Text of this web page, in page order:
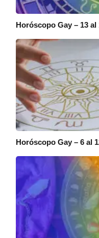
Horóscopo Gay – 13 al
Horóscopo Gay – 6 al